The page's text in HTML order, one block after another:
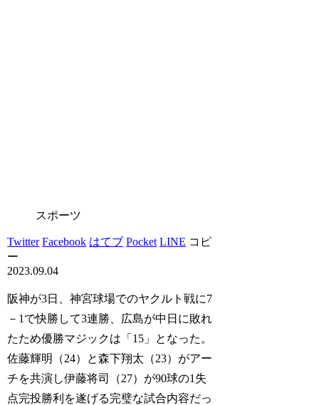
スポーツ
Twitter Facebook はてブ Pocket LINE コピ
ー
2023.09.04
阪神が3日、神宮球場でのヤクルト戦に7
－1で快勝して3連勝、広島が中日に敗れ
たため優勝マジックは「15」となった。
佐藤輝明（24）と森下翔太（23）がアー
チを共演し伊藤将司（27）が90球の1失
点完投勝利を遂げる完璧な試合内容だっ